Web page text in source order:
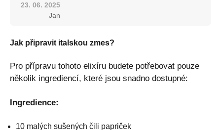
23. 06. 2025
Jan
Jak připravit italskou zmes?
Pro přípravu tohoto elixíru budete potřebovat pouze
několik ingrediencí, které jsou snadno dostupné:
Ingredience:
10 malých sušených čili papriček